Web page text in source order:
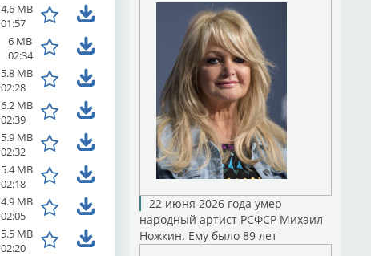
4.6 MB
01:57
6 MB
02:34
5.8 MB
02:28
6.2 MB
02:39
5.9 MB
02:32
5.4 MB
02:18
4.9 MB
02:05
5.5 MB
02:20
22 июня 2026 года умер
народный артист РСФСР Михаил
Ножкин. Ему было 89 лет